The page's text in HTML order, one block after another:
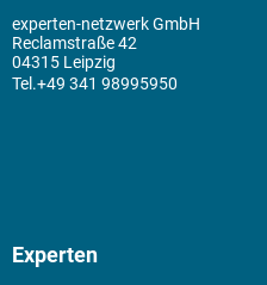
experten-netzwerk GmbH
Reclamstraße 42
04315 Leipzig
+49 341 98995950
Experten